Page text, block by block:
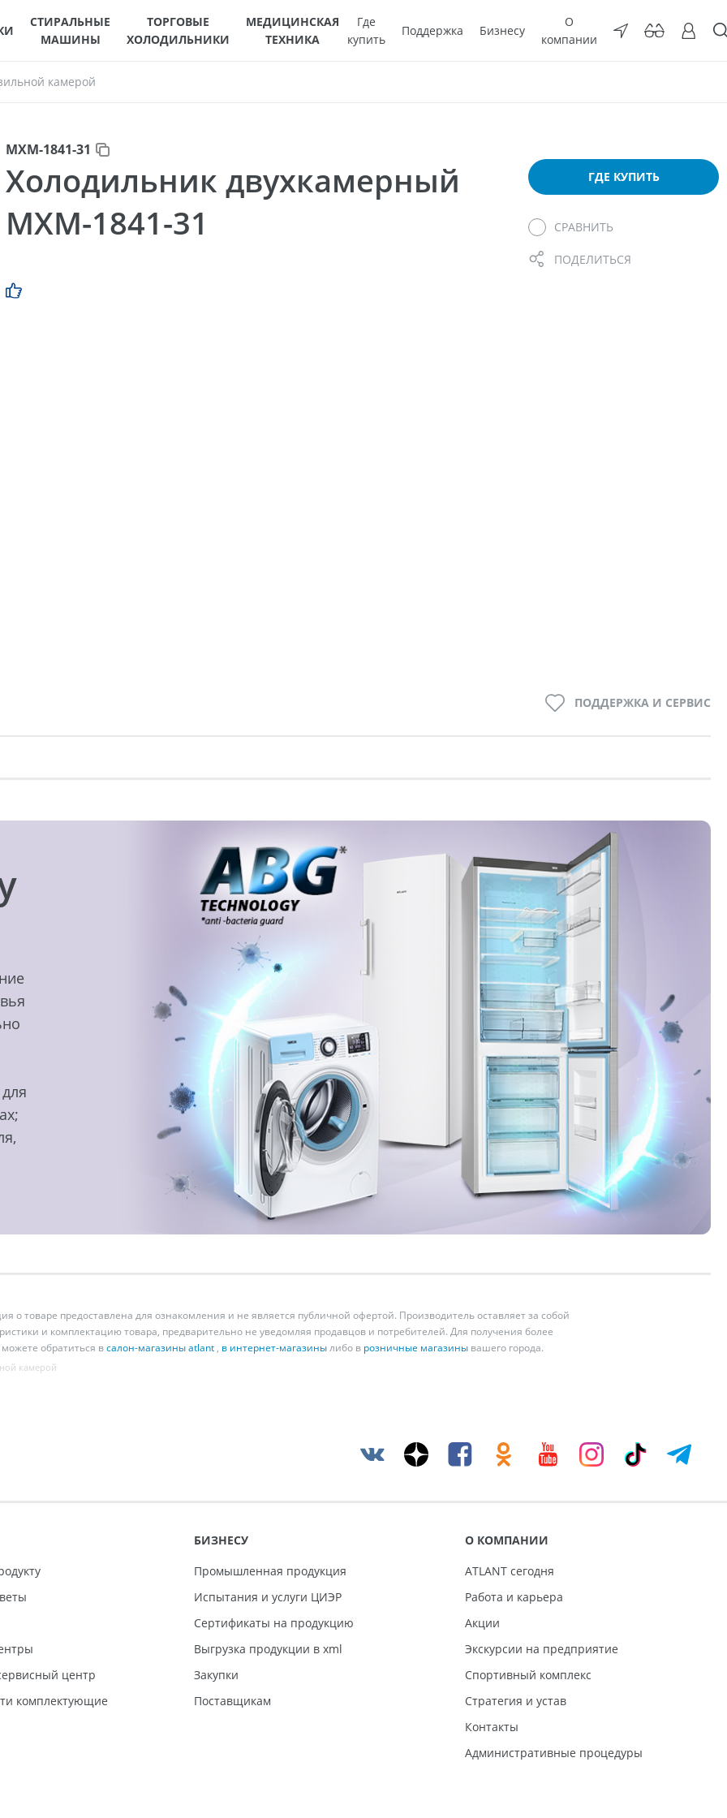
СТИРАЛЬНЫЕ
МАШИНЫ
ТОРГОВЫЕ
ХОЛОДИЛЬНИКИ
МЕДИЦИНСКАЯ
ТЕХНИКА
Где
купить
Поддержка Бизнесу
О
компании
камерой
МХМ-1841-31
Холодильник двухкамерный
МХМ-1841-31
ГДЕ КУПИТЬ
СРАВНИТЬ
ПОДЕЛИТЬСЯ
ПОДДЕРЖКА И СЕРВИС
товаре предоставлена для ознакомления и не является публичной офертой. Производитель оставляет за собой
и комплектацию товара, предварительно не уведомляя продавцов и потребителей. Для получения более
обратиться всалон-магазины atlant, в интернет-магазинылибо в розничные магазинывашего города.
камерой
центр
комплектующие
БИЗНЕСУ
Промышленная продукция
Испытания и услуги ЦИЭР
Сертификаты на продукцию
Выгрузка продукции в xml
Закупки
Поставщикам
О КОМПАНИИ
ATLANT сегодня
Работа и карьера
Акции
Экскурсии на предприятие
Спортивный комплекс
Стратегия и устав
Контакты
Административные процедуры